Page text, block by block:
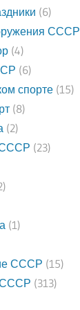
(6)
СССР
(4)
(6)
спорте(15)
(8)
(2)
СССР (23)
(1)
СССР (15)
СССР (313)